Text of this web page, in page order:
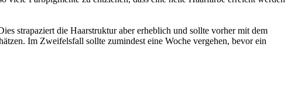
strapaziert die Haarstruktur aber erheblich und sollte vorher mit dem
Im Zweifelsfall sollte zumindest eine Woche vergehen, bevor ein